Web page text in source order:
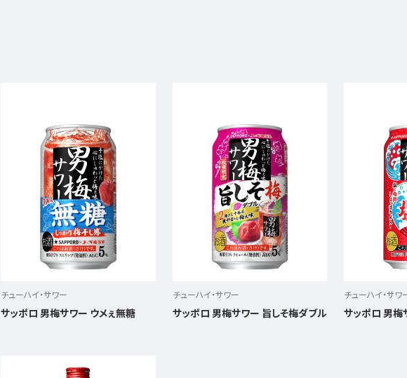
チューハイ・サワー
サッポロ 男梅サワー ウメぇ無糖
チューハイ・サワー
サッポロ 男梅サワー 旨しそ梅ダブル
チューハイ・サワ
サッポロ 男